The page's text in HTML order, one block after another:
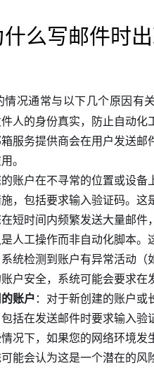
什么写邮件时
情况通常与以下几个原因有
人的身份真实，防止自动
服务提供商会在用户发送
。
账户在不寻常的位置或设
，包括要求输入验证码。
短时间内频繁发送大量邮
人工操作而非自动化脚本
系统检测到账户有异常活动
户安全，系统可能会要求在
账户：对于新创建的账户
括在发送邮件时要求输入验
况下，如果您的网络环境
能会认为这是一个潜在的